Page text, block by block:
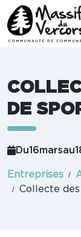
DE
Du16marsau
Entreprises
Collecte